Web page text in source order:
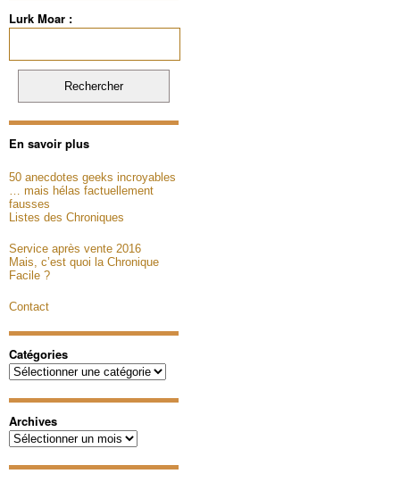
Lurk Moar :
En savoir plus
50 anecdotes geeks incroyables
… mais hélas factuellement
fausses
Listes des Chroniques
Service après vente 2016
Mais, c’est quoi la Chronique
Facile ?
Contact
Catégories
Catégories
Archives
Archives